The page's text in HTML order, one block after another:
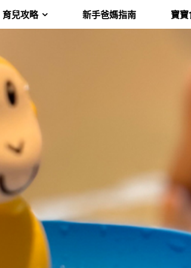
育兒攻略 新手爸媽指南 寶